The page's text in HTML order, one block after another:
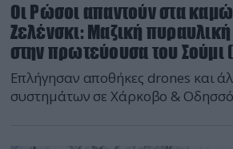
Οι Ρώσοι απαντούν στα
Ζελένσκι: Μαζική
στην πρωτεύουσα του Σούμι
Επλήγησαν αποθήκες drones και
συστημάτων σε Χάρκοβο & Οδησσό